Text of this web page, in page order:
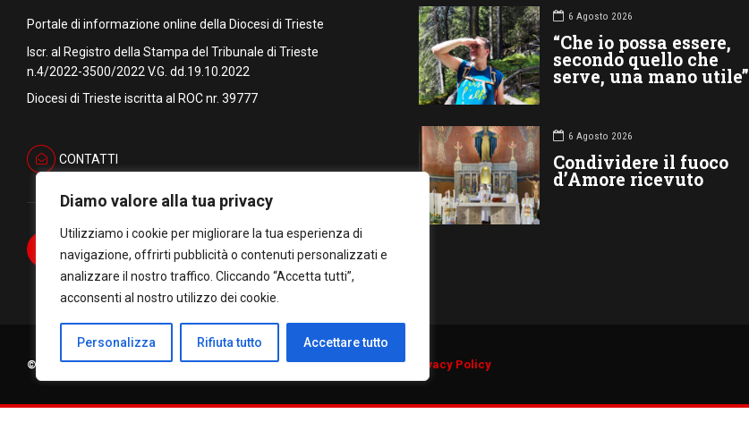
Diamo valore alla tua privacy
Utilizziamo i cookie per migliorare la tua esperienza di
navigazione, offrirti pubblicità o contenuti personalizzati e
analizzare il nostro traffico. Cliccando “Accetta tutti”,
acconsenti al nostro utilizzo dei cookie.
Personalizza Rifiuta tutto Accettare tutto
Portale di informazione online della Diocesi di Trieste
Iscr. al Registro della Stampa del Tribunale di Trieste
n.4/2022-3500/2022 V.G. dd.19.10.2022
Diocesi di Trieste iscritta al ROC nr. 39777
CONTATTI
6 Agosto 2026
“Che io possa essere,
secondo quello che
serve, una mano utile”
6 Agosto 2026
Condividere il fuoco
d’Amore ricevuto
© Copyright Diocesi di Trieste C.F. 90034770322. All rights reserved. Privacy Policy